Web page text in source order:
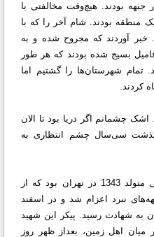
بودند. هیچ‌وقت مخالفتی با
منطقه بودند. شام آخر را که با
آوردند که مجروح شده و به
بسیج شده بودند که هر طور
تمام شهرستان‌ها را گشتیم اما
کردند.
چشمانم اگر دریا بود تا الان
گذشت سی‌سال چشم انتظاری به
شایان ذکر است شهید محسن رجبی متولد 1343 در تهران بود که از
جبهه‌های نبرد اعزام شد و در اسفند
به شهادت رسید. پیکر این شهید
گمنامی در میان اهل زمین، بعداز ظهر روز